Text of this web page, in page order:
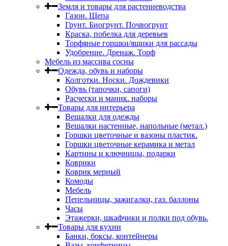
Земля и товары для растениеводства
Газон. Щепа
Грунт. Биогрунт. Почвогрунт
Краска, побелка для деревьев
Торфяные горшки/ящики для рассады
Удобрение. Дренаж. Торф
Мебель из массива сосны
Одежда, обувь и наборы
Колготки. Носки. Дождевики
Обувь (тапочки, сапоги)
Расчески и маник. наборы
Товары для интерьера
Вешалки для одежды
Вешалки настенные, напольные (метал.)
Горшки цветочные и вазоны пластик.
Горшки цветочные керамика и метал
Картины и ключницы, подарки
Коврики
Коврик мерный
Комоды
Мебель
Пепельницы, зажигалки, газ. баллоны
Часы
Этажерки, шкафчики и полки под обувь.
Товары для кухни
Банки, боксы, контейнеры